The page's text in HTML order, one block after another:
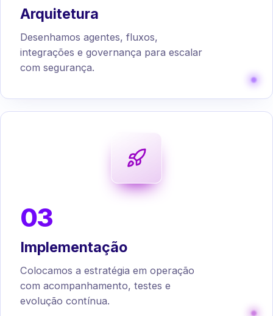
Arquitetura
Desenhamos agentes, fluxos,
integrações e governança para escalar
com segurança.
03
Implementação
Colocamos a estratégia em operação
com acompanhamento, testes e
evolução contínua.